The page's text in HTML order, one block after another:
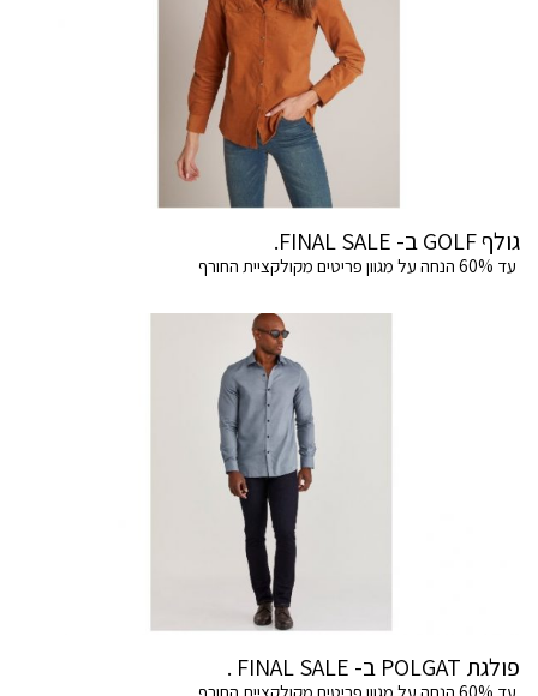
גולף GOLF ב- FINAL SALE.
עד 60% הנחה על מגוון פריטים מקולקציית החורף
פולגת POLGAT ב- FINAL SALE .